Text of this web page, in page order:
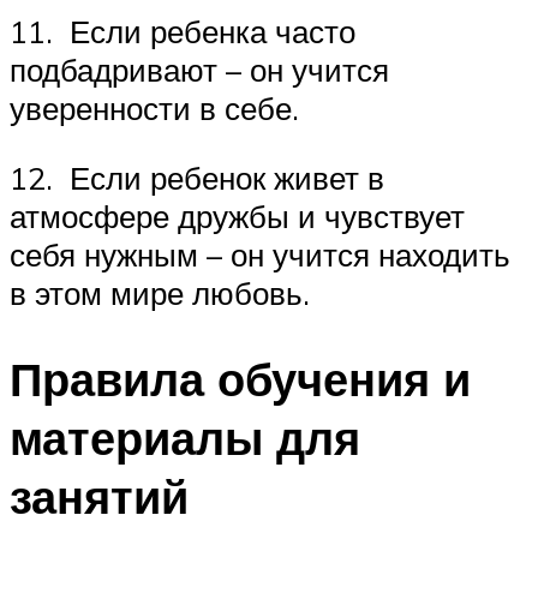
11. Если ребенка часто
подбадривают – он учится
уверенности в себе.
12. Если ребенок живет в
атмосфере дружбы и чувствует
себя нужным – он учится находить
в этом мире любовь.
Правила обучения и
материалы для
занятий